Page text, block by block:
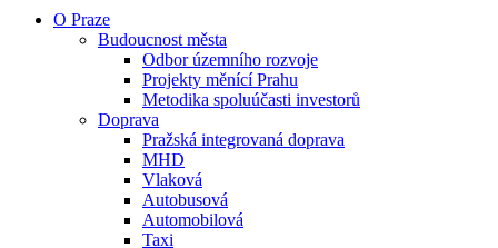
O Praze
Budoucnost města
Odbor územního rozvoje
Projekty měnící Prahu
Metodika spoluúčasti investorů
Doprava
Pražská integrovaná doprava
MHD
Vlaková
Autobusová
Automobilová
Taxi